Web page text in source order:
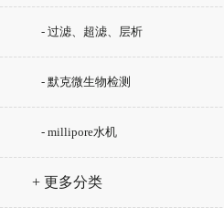
- 过滤、超滤、层析
- 默克微生物检测
- millipore水机
+ 更多分类